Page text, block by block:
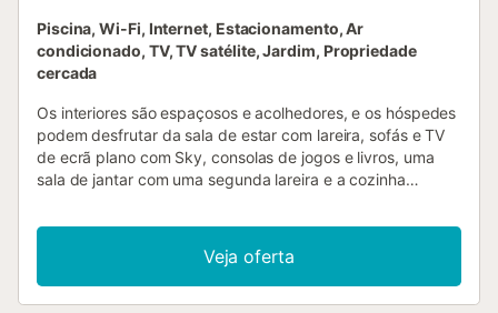
Piscina, Wi-Fi, Internet, Estacionamento, Ar
condicionado, TV, TV satélite, Jardim, Propriedade
cercada
Os interiores são espaçosos e acolhedores, e os hóspedes
podem desfrutar da sala de estar com lareira, sofás e TV
de ecrã plano com Sky, consolas de jogos e livros, uma
sala de jantar com uma segunda lareira e a cozinha
com casas de banho privativas, secador de cabelo,
telefone, cofre para portátil, altifalantes portáteis Bose
mini, roupões de banho, produtos de higiene, tomadas
internacionais e ligações USB, lanterna, um conjunto de
Veja oferta